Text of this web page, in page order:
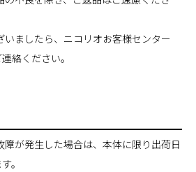
いましたら、ニコリオお客様センター
絡ください。
が発生した場合は、本体に限り出荷日
。